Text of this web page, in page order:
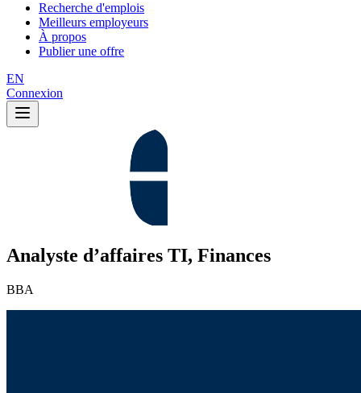
Recherche d'emplois
Meilleurs employeurs
À propos
Publier une offre
EN
Connexion
Analyste d’affaires TI, Finances
BBA